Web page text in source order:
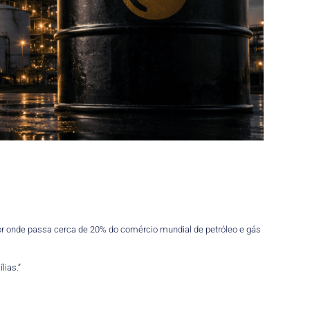
passa cerca de 20% do comércio mundial de petróleo e gás